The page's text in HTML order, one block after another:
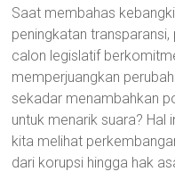
Saat membahas
peningkatan
calon legislatif
memperjuangkan
sekadar menambahkan
untuk menarik suara? Hal
kita melihat
dari korupsi hingga hak